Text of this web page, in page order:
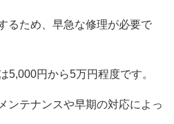
るため、早急な修理が必要で
5,000円から5万円程度です。
ンテナンスや早期の対応によっ